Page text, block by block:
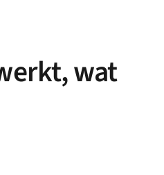
wat